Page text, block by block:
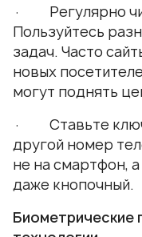
· Регулярно
Пользуйтесь
задач. Часто
новых
могут поднять
· Ставьте
другой номер
не на смартфон,
даже кнопочный.
Биометрические